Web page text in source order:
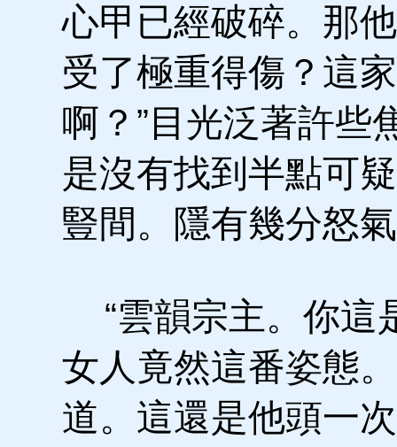
心甲已經破碎。那
受了極重得傷？這
啊？”目光泛著許些
是沒有找到半點可
豎間。隱有幾分怒
“雲韻宗主。你這
女人竟然這番姿態
道。這還是他頭一